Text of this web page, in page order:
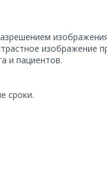
изображение
и пациентов.
сроки.